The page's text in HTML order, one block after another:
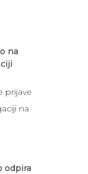
na
prijave
na
odpira